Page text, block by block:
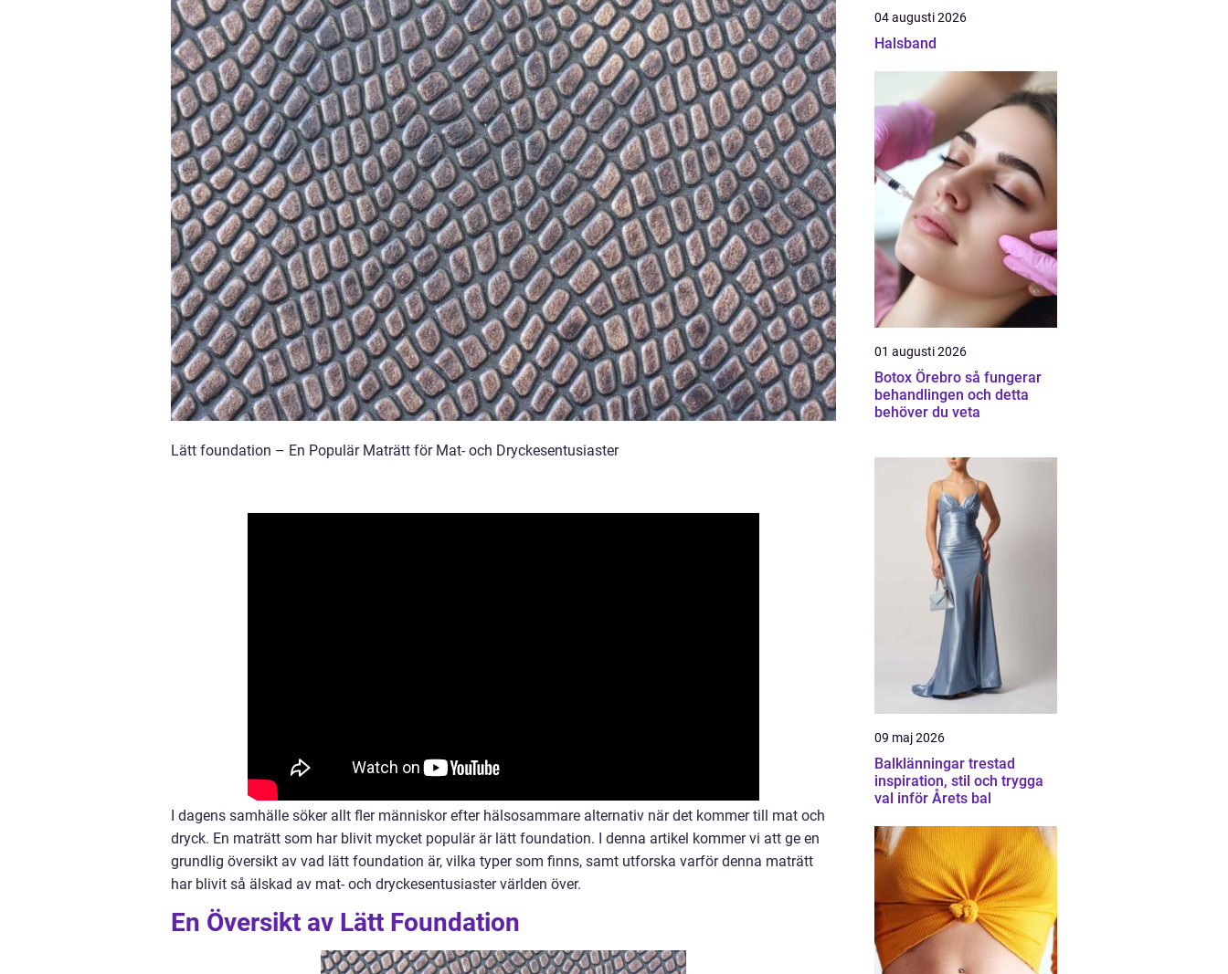
Lätt foundation – En Populär Maträtt för Mat- och Dryckesentusiaster
I dagens samhälle söker allt fler människor efter hälsosammare alternativ när det kommer till mat och
dryck. En maträtt som har blivit mycket populär är lätt foundation. I denna artikel kommer vi att ge en
grundlig översikt av vad lätt foundation är, vilka typer som finns, samt utforska varför denna maträtt
har blivit så älskad av mat- och dryckesentusiaster världen över.
En Översikt av Lätt Foundation
04 augusti 2026
Halsband
01 augusti 2026
Botox Örebro så fungerar
behandlingen och detta
behöver du veta
09 maj 2026
Balklänningar trestad
inspiration, stil och trygga
val inför Årets bal